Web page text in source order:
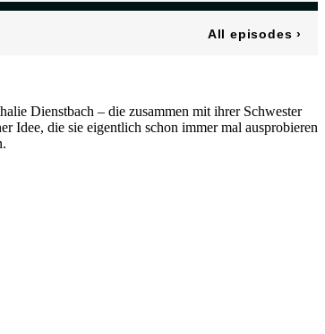
Dienstbach – die zusammen mit ihrer Schwester
Idee, die sie eigentlich schon immer mal ausprobieren